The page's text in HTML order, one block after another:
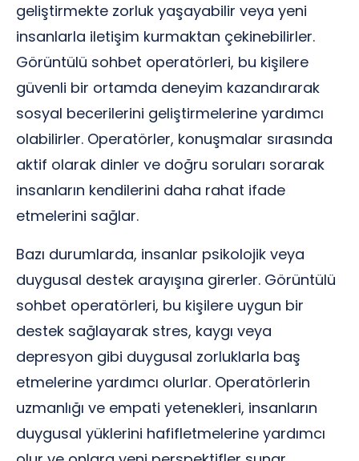
geliştirmekte zorluk yaşayabilir veya yeni
insanlarla iletişim kurmaktan çekinebilirler.
Görüntülü sohbet operatörleri, bu kişilere
güvenli bir ortamda deneyim kazandırarak
sosyal becerilerini geliştirmelerine yardımcı
olabilirler. Operatörler, konuşmalar sırasında
aktif olarak dinler ve doğru soruları sorarak
insanların kendilerini daha rahat ifade
etmelerini sağlar.
Bazı durumlarda, insanlar psikolojik veya
duygusal destek arayışına girerler. Görüntülü
sohbet operatörleri, bu kişilere uygun bir
destek sağlayarak stres, kaygı veya
depresyon gibi duygusal zorluklarla baş
etmelerine yardımcı olurlar. Operatörlerin
uzmanlığı ve empati yetenekleri, insanların
duygusal yüklerini hafifletmelerine yardımcı